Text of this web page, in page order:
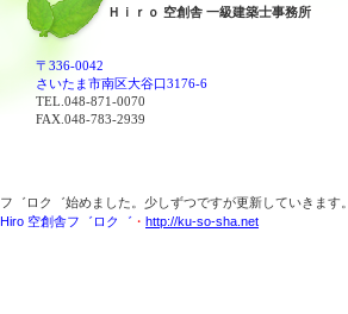
Ｈｉｒｏ 空創舎 一級建築士事務所
〒336-0042
さいたま市南区大谷口3176-6
TEL.048-871-0070
FAX.048-783-2939
フ゛ロク゛始めました。少しずつですが更新していきます。
Hiro 空創舎フ゛ロク゛ ・ http://ku-so-sha.net